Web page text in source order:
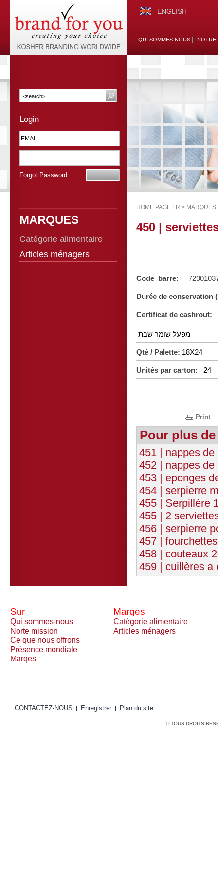
ENGLISH
QUI SOMMES-NOUS NOTRE
Login
Forgot Password
MARQUES
Catégorie alimentaire
Articles ménagers
HOME PAGE FR > MARQUES
450 |
Code barre:
Durée de conservation
Certificat de cashrout:
מפעל שומר שבת
Qté / Palette: 18X24
Unités par carton: 24
Print
Pour plus
451 | nappes
452 | nappes
453 | eponges
454 | serpierre
455 | Serpillère
455 | 2
456 | serpierre
457 |
458 | couteaux
459 | cuillères a
Sur Marqes
Qui sommes-nous
Catégorie alimentaire
Norte mission
Articles ménagers
Ce que nous offrons
Présence mondiale
Marqes
CONTACTEZ-NOUS Enregistrer Plan du site
© TOUS DROITS